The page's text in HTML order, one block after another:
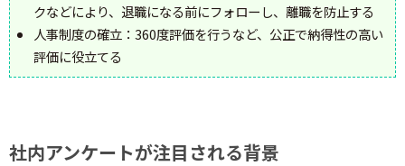
クなどにより、退職になる前にフォローし、離職を防止する
人事制度の確立：360度評価を行うなど、公正で納得性の高い
評価に役立てる
社内アンケートが注目される背景